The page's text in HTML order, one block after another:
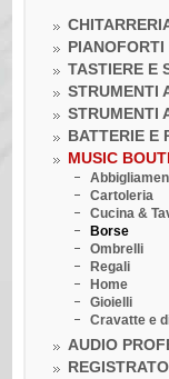
TASTIERE E
STRUMENTI
STRUMENTI
BATTERIE E
MUSIC
Cartoleria
Cucina &
Borse
Ombrelli
Regali
Home
Gioielli
Cravatte e
AUDIO